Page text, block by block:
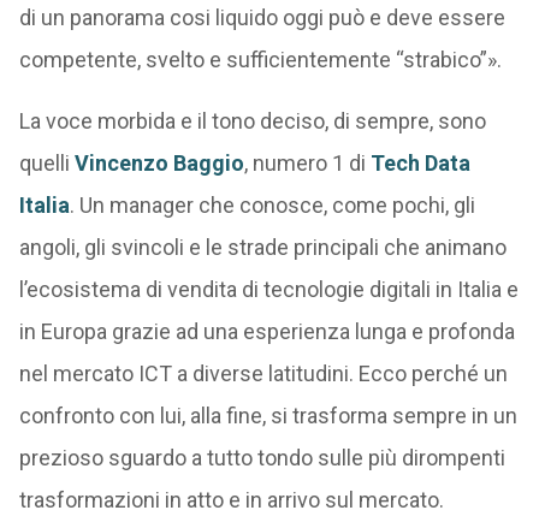
di un panorama cosi liquido oggi può e deve essere
competente, svelto e sufficientemente “strabico”».
La voce morbida e il tono deciso, di sempre, sono
quelli Vincenzo Baggio, numero 1 di Tech Data
Italia. Un manager che conosce, come pochi, gli
angoli, gli svincoli e le strade principali che animano
l’ecosistema di vendita di tecnologie digitali in Italia e
in Europa grazie ad una esperienza lunga e profonda
nel mercato ICT a diverse latitudini. Ecco perché un
confronto con lui, alla fine, si trasforma sempre in un
prezioso sguardo a tutto tondo sulle più dirompenti
trasformazioni in atto e in arrivo sul mercato.